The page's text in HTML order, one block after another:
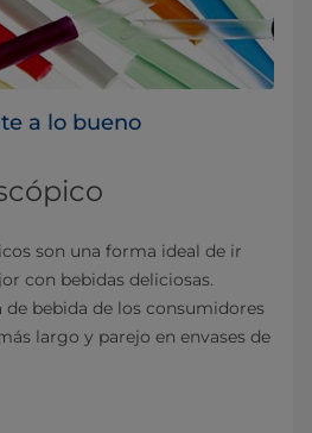
a lo bueno
son una forma ideal de ir
con bebidas deliciosas.
de bebida de los consumidores
largo y parejo en envases de